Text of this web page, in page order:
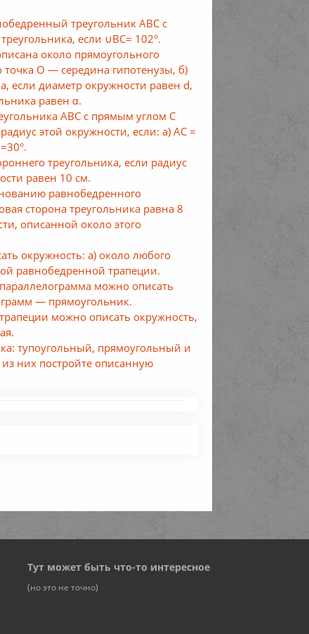
треугольник ABC с
если ∪ВС= 102°.
около прямоугольного
точка О — середина гипотенузы, б)
если диаметр окружности равен d,
равен α.
ABC с прямым углом С
этой окружности, если: а) АС =
треугольника, если радиус
равен 10 см.
равнобедренного
сторона треугольника равна 8
описанной около этого
окружность: а) около любого
равнобедренной трапеции.
можно описать
— прямоугольник.
можно описать окружность,
тупоугольный, прямоугольный и
них постройте описанную
Тут может быть что-то интересное
(но это не точно)